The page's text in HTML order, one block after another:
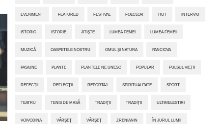
EVENIMENT FEATURED FESTIVAL FOLCLOR HOT INTERVIU
ISTORIC ISTORIE JITIŞTE LUMEA FEMEI LUMEA FEMEII
MUZICĂ OASPETELE NOSTRU OMUL ȘI NATURA PANCIOVA
PASIUNE PLANTE PLANTELE NE UNESC POPULAR PULSUL VIEȚII
REFECȚII REFLECȚII REPORTAJ SPIRITUALITATE SPORT
TEATRU TENIS DE MASĂ TRADIŢII TRADIȚII ULTIMELESTIRI
VOIVODINA VÂRŞEŢ VÂRȘEȚ ZRENIANIN ÎN JURUL LUMII